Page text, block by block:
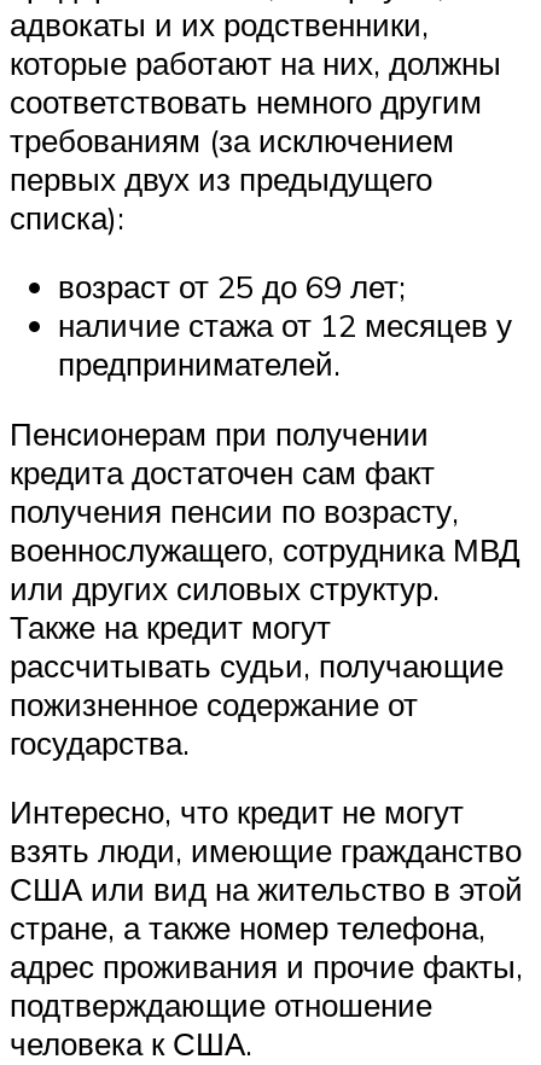
адвокаты и их родственники,
которые работают на них, должны
соответствовать немного другим
требованиям (за исключением
первых двух из предыдущего
списка):
возраст от 25 до 69 лет;
наличие стажа от 12 месяцев у
предпринимателей.
Пенсионерам при получении
кредита достаточен сам факт
получения пенсии по возрасту,
военнослужащего, сотрудника МВД
или других силовых структур.
Также на кредит могут
рассчитывать судьи, получающие
пожизненное содержание от
государства.
Интересно, что кредит не могут
взять люди, имеющие гражданство
США или вид на жительство в этой
стране, а также номер телефона,
адрес проживания и прочие факты,
подтверждающие отношение
человека к США.